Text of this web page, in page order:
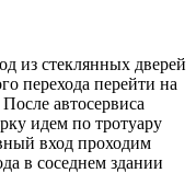
из стеклянных дверей
перехода перейти на
автосервиса
идем по тротуару
вход проходим
в соседнем здании